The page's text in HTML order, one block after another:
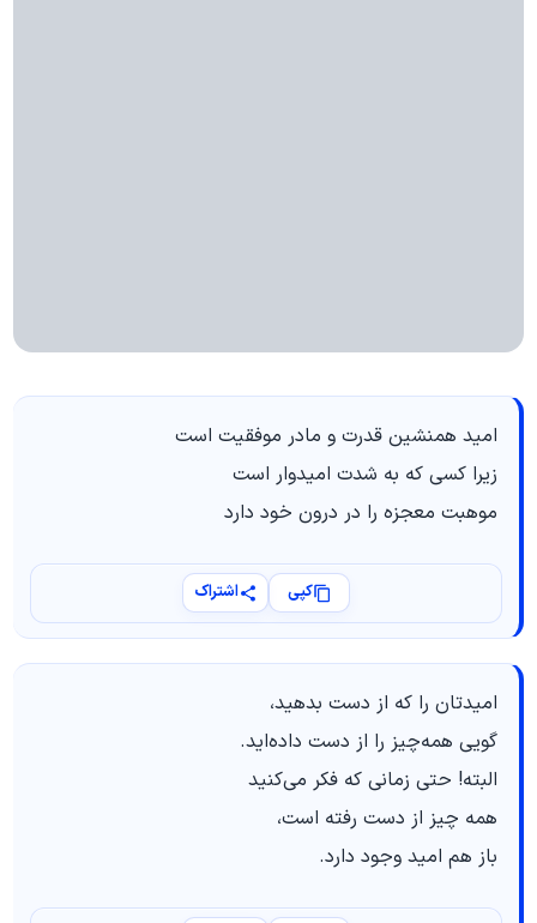
امید همنشین قدرت و مادر موفقیت است
زیرا کسی که به شدت امیدوار است
موهبت معجزه را در درون خود دارد
کپی اشتراک
امیدتان را که از دست بدهید،
گویی همه‌چیز را از دست داده‌اید.
البته! حتی زمانی که فکر می‌کنید
همه چیز از دست رفته است،
باز هم امید وجود دارد.